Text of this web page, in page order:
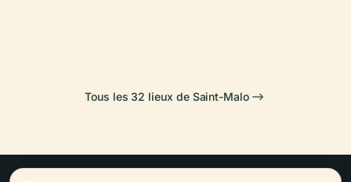
Tous les 32 lieux de Saint-Malo